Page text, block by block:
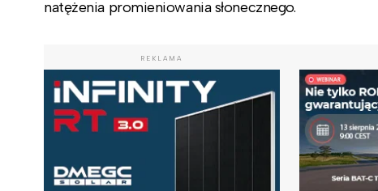
natężenia promieniowania słonecznego.
REKLAMA